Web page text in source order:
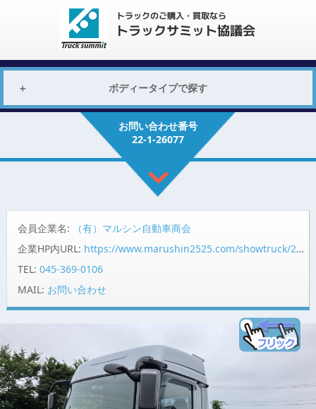
ボディータイプで探す
お問い合わせ番号
22-1-26077
会員企業名:
（有）マルシン自動車商会
企業HP内URL: https://www.marushin2525.com/showtruck/2201
TEL: 045-369-0106
MAIL: お問い合わせ